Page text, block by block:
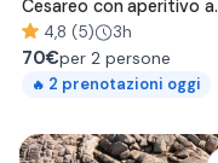
Cesareo con aperitivo a
bordo4,8 (5) 3h
70€per 2 persone
🔥 2 prenotazioni oggi